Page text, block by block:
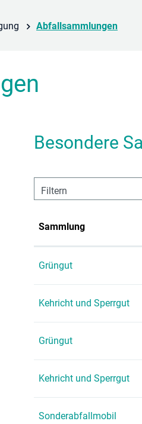
Abfallsammlungen
Besondere
Filtern
Sammlung
Grüngut
Kehricht und Sperrgut
Grüngut
Kehricht und Sperrgut
Sonderabfallmobil